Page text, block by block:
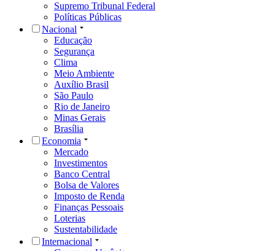
Supremo Tribunal Federal
Políticas Públicas
Nacional
Educação
Segurança
Clima
Meio Ambiente
Auxílio Brasil
São Paulo
Rio de Janeiro
Minas Gerais
Brasília
Economia
Mercado
Investimentos
Banco Central
Bolsa de Valores
Imposto de Renda
Finanças Pessoais
Loterias
Sustentabilidade
Internacional